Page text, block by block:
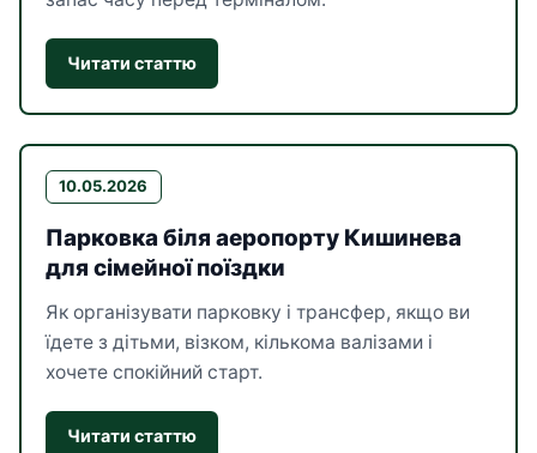
Читати статтю
10.05.2026
Парковка біля аеропорту Кишинева
для сімейної поїздки
Як організувати парковку і трансфер, якщо ви
їдете з дітьми, візком, кількома валізами і
хочете спокійний старт.
Читати статтю